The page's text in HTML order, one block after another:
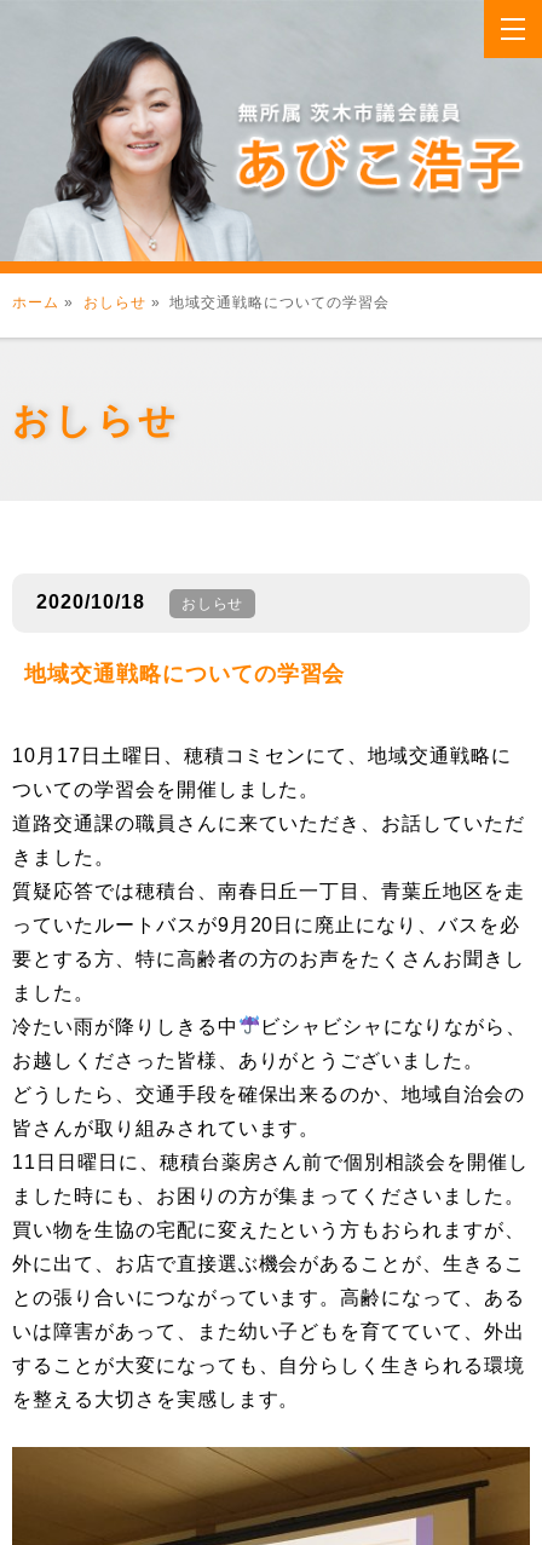
ホーム » おしらせ » 地域交通戦略についての学習会
おしらせ
2020/10/18 おしらせ
地域交通戦略についての学習会
10月17日土曜日、穂積コミセンにて、地域交通戦略に
ついての学習会を開催しました。
道路交通課の職員さんに来ていただき、お話していただ
きました。
質疑応答では穂積台、南春日丘一丁目、青葉丘地区を走
っていたルートバスが9月20日に廃止になり、バスを必
要とする方、特に高齢者の方のお声をたくさんお聞きし
ました。
冷たい雨が降りしきる中
ビシャビシャになりながら、
お越しくださった皆様、ありがとうございました。
どうしたら、交通手段を確保出来るのか、地域自治会の
皆さんが取り組みされています。
11日日曜日に、穂積台薬房さん前で個別相談会を開催し
ました時にも、お困りの方が集まってくださいました。
買い物を生協の宅配に変えたという方もおられますが、
外に出て、お店で直接選ぶ機会があることが、生きるこ
との張り合いにつながっています。高齢になって、ある
いは障害があって、また幼い子どもを育てていて、外出
することが大変になっても、自分らしく生きられる環境
を整える大切さを実感します。